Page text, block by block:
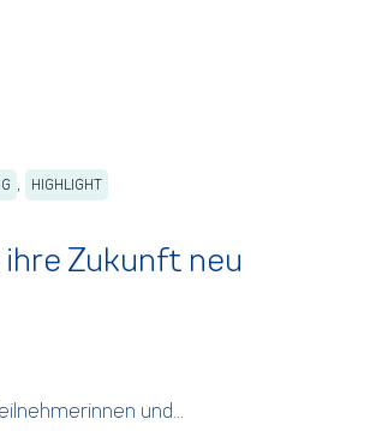
, HIGHLIGHT
Zukunft neu
und...